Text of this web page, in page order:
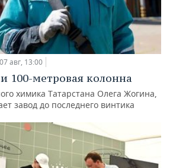
07 авг, 13:00
100-метровая колонна
химика Татарстана Олега Жогина,
завод до последнего винтика